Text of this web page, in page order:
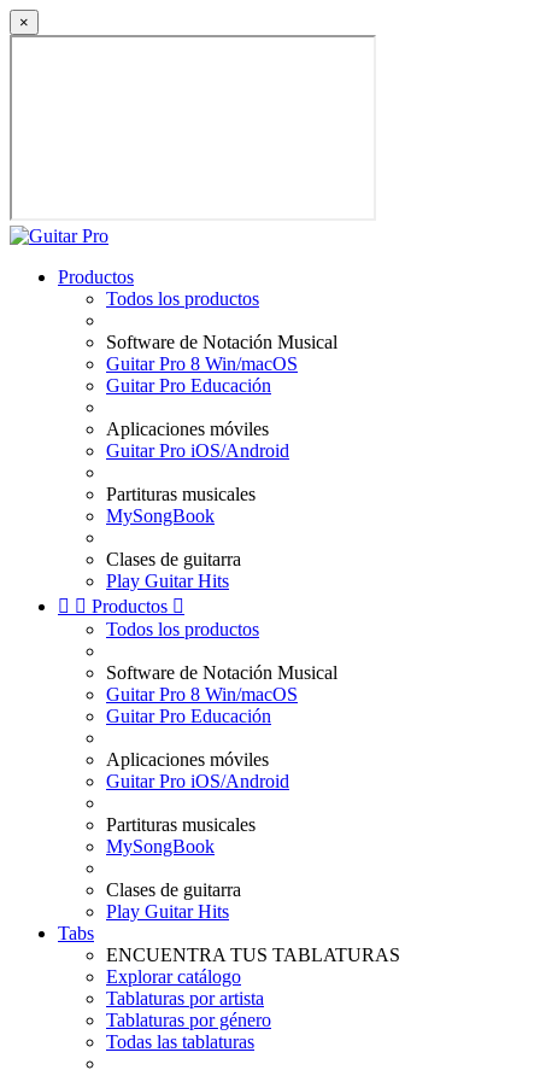
×
Productos
Todos los productos
Software de Notación Musical
Guitar Pro 8 Win/macOS
Guitar Pro Educación
Aplicaciones móviles
Guitar Pro iOS/Android
Partituras musicales
MySongBook
Clases de guitarra
Play Guitar Hits
  Productos 
Todos los productos
Software de Notación Musical
Guitar Pro 8 Win/macOS
Guitar Pro Educación
Aplicaciones móviles
Guitar Pro iOS/Android
Partituras musicales
MySongBook
Clases de guitarra
Play Guitar Hits
Tabs
ENCUENTRA TUS TABLATURAS
Explorar catálogo
Tablaturas por artista
Tablaturas por género
Todas las tablaturas